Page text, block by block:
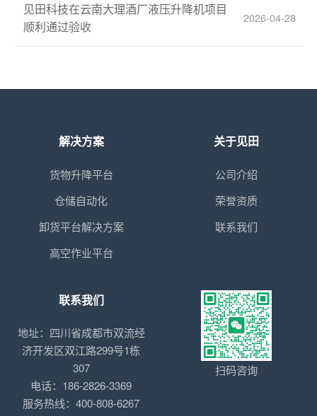
见田科技在云南大理酒厂液压升降机项目
顺利通过验收
2026-04-28
解决方案
货物升降平台
仓储自动化
卸货平台解决方案
高空作业平台
关于见田
公司介绍
荣誉资质
联系我们
联系我们
地址：四川省成都市双流经
济开发区双江路299号1栋
307
电话：186-2826-3369
服务热线：400-808-6267
扫码咨询